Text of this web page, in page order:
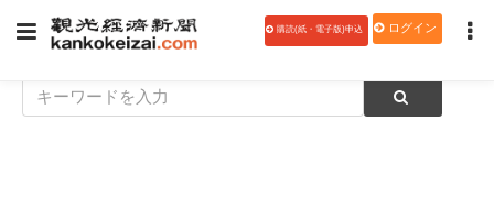
購読(紙・電子版)申込 ログイン